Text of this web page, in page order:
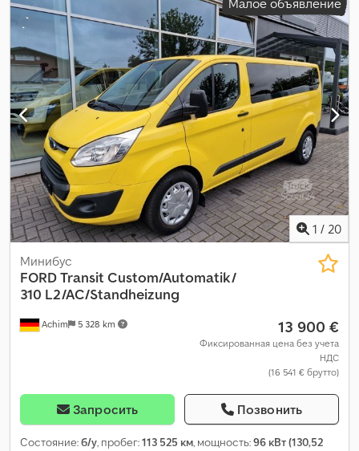
1 / 20
Achim 5 328 km
Минибус
FORDTransit Custom/Automatik/
310 L2/AC/Standheizung
13 900 €
Фиксированная цена без учета
НДС
(16 541 € брутто)
Запросить Позвонить
Состояние:б/у, пробег:113 525 км, мощность:96 кВт (130,52